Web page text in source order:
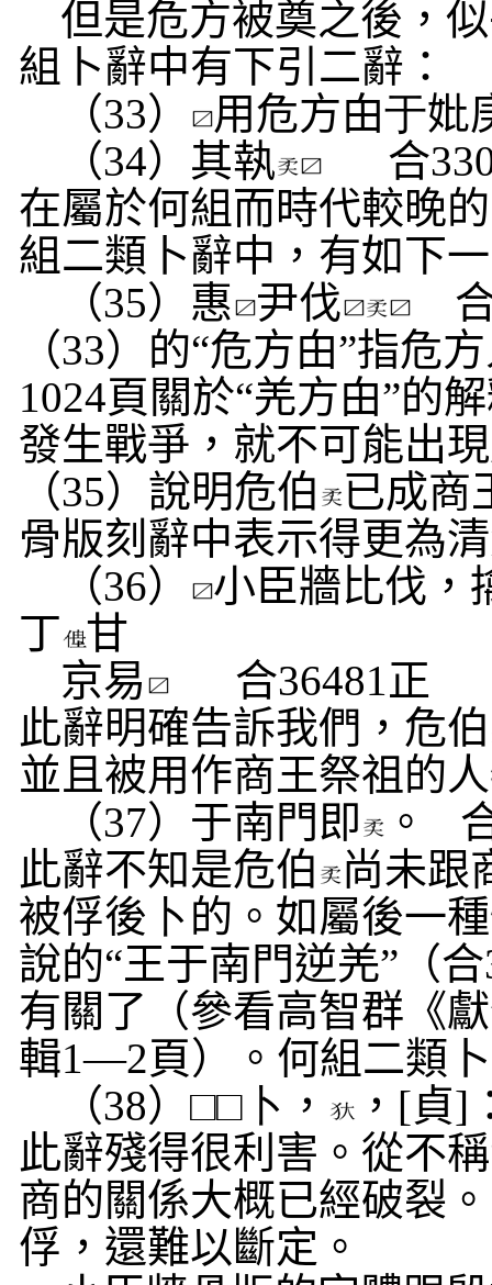
但是危方被奠之後，
組卜辭中有下引二辭：
（33） 用危方甶于妣
（34）其執 合
在屬於何組而時代較晚
組二類卜辭中，有如下
（35）惠 尹伐
（33）的“危方甶”指危
1024頁關於“羌方甶”的
發生戰爭，就不可能出
（35）說明危伯
已成商
骨版刻辭中表示得更為
（36）
小臣牆比伐，
丁 甘
京易
合36481正
此辭明確告訴我們，危伯
並且被用作商王祭祖的
（37）于南門即 。
此辭不知是危伯
尚未跟
被俘後 卜的。如屬後一
說的“王于南門逆羌”（合
有關了（參看高智群《
輯1—2頁）。何組二類
（38）□□ 卜 ， ， [貞]
此辭殘得很利害。從不
商的關係大概已經破裂
俘，還難以斷定。